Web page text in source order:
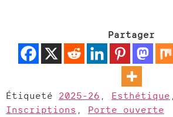
Partager
Étiqueté 2025-26 , Esthétique
Inscriptions , Porte ouverte